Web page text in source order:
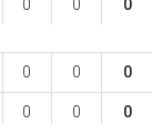
0 0 0
0 0 0
0 0 0